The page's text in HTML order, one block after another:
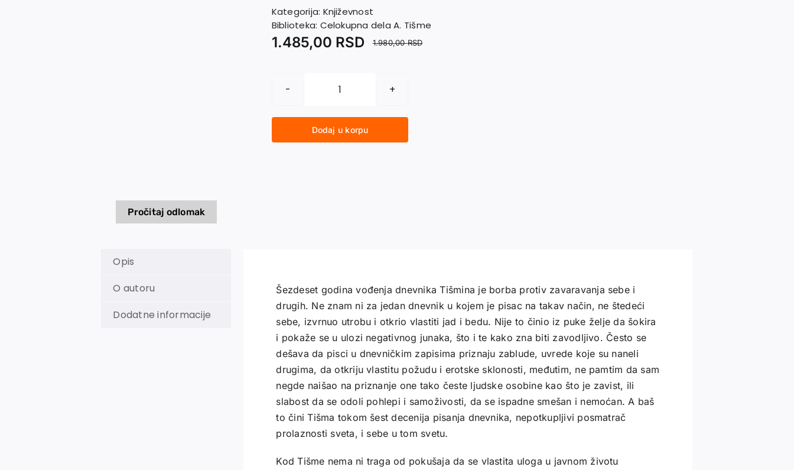
Pročitaj odlomak
Kategorija: Književnost
Biblioteka: Celokupna dela A. Tišme
1.980,00RSD
1.485,00 RSD
DNEVNIK
2001
Dodaj u korpu
Opis
O autoru
Dodatne informacije
Šezdeset godina vođenja dnevnika Tišmina je borba protiv zavaravanja sebe i
drugih. Ne znam ni za jedan dnevnik u kojem je pisac na takav način, ne štedeći
sebe, izvrnuo utrobu i otkrio vlastiti jad i bedu. Nije to činio iz puke želje da šokira
i pokaže se u ulozi negativnog junaka, što i te kako zna biti zavodljivo. Često se
dešava da pisci u dnevničkim zapisima priznaju zablude, uvrede koje su naneli
drugima, da otkriju vlastitu požudu i erotske sklonosti, međutim, ne pamtim da sam
negde naišao na priznanje one tako česte ljudske osobine kao što je zavist, ili
slabost da se odoli pohlepi i samoživosti, da se ispadne smešan i nemoćan. A baš
to čini Tišma tokom šest decenija pisanja dnevnika, nepotkupljivi posmatrač
prolaznosti sveta, i sebe u tom svetu.
Kod Tišme nema ni traga od pokušaja da se vlastita uloga u javnom životu